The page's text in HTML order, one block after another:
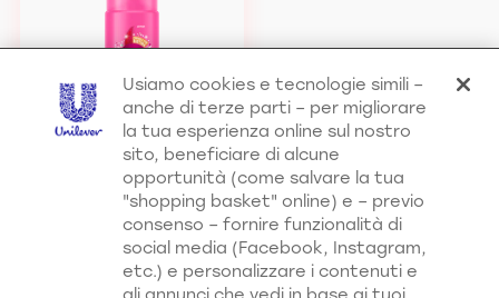
Shampoo Scintille di
Luce
Balsamo Scintille di
Luce
Usiamo cookies e tecnologie simili –
anche di terze parti – per migliorare
la tua esperienza online sul nostro
sito, beneficiare di alcune
opportunità (come salvare la tua
"shopping basket" online) e – previo
consenso – fornire funzionalità di
social media (Facebook, Instagram,
etc.) e personalizzare i contenuti e